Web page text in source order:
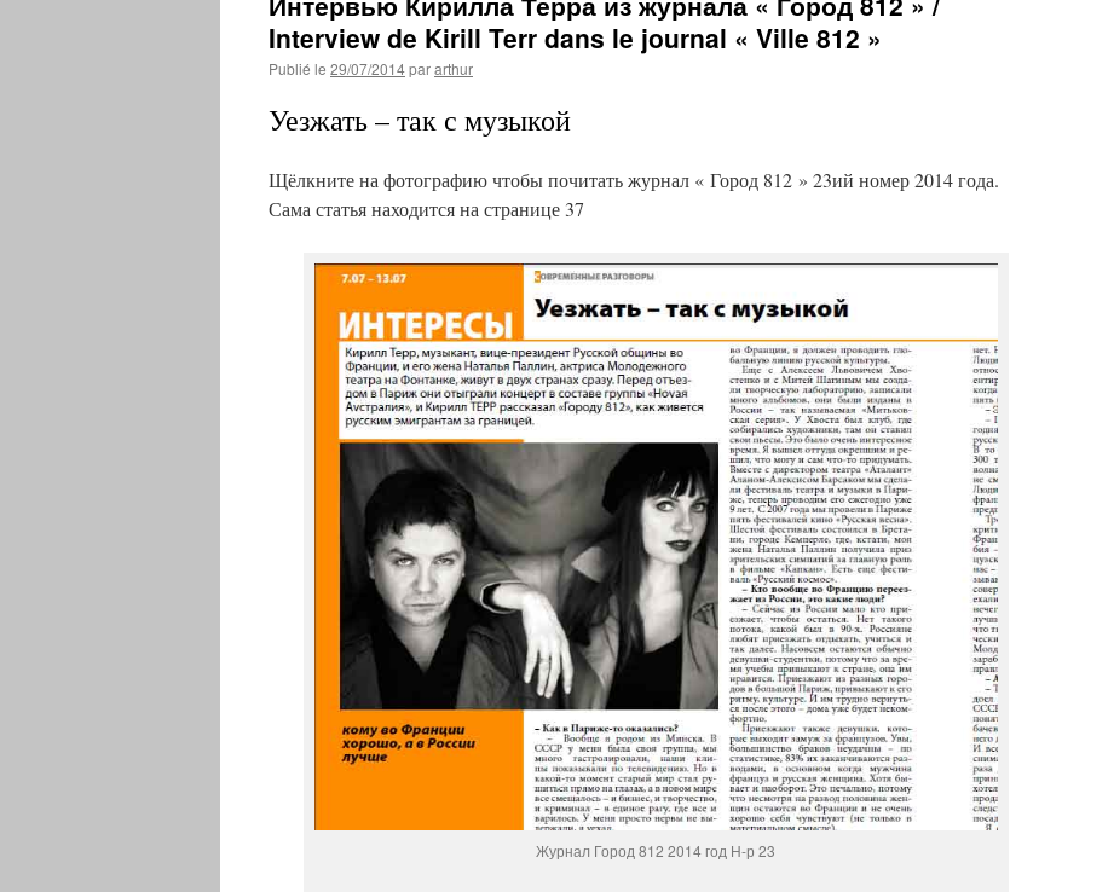
Interview de Kirill Terr dans le journal « Ville 812 »
Publié le 29/07/2014pararthur
Уезжать – так с музыкой
Щёлкните на фотографию чтобы почитать журнал « Город 812 » 23ий номер 2014 года.
Сама статья находится на странице 37
Журнал Город 812 2014 год Н-р 23